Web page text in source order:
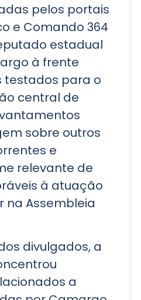
pelos portais
e Comando 364
estadual
à frente
testados para o
central de
sobre outros
e
relevante de
à atuação
Assembleia
divulgados, a
a